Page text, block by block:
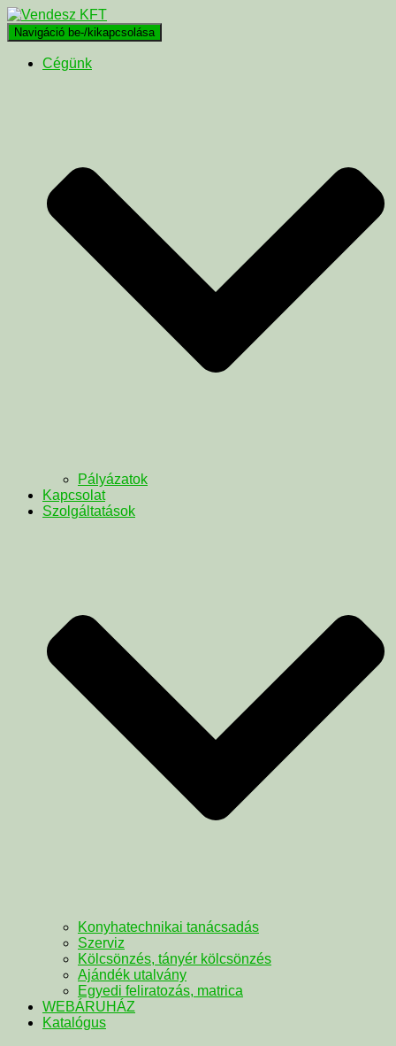
Navigáció be-/kikapcsolása
Cégünk
Pályázatok
Kapcsolat
Szolgáltatások
Konyhatechnikai tanácsadás
Szerviz
Kölcsönzés, tányér kölcsönzés
Ajándék utalvány
Egyedi feliratozás, matrica
WEBÁRUHÁZ
Katalógus